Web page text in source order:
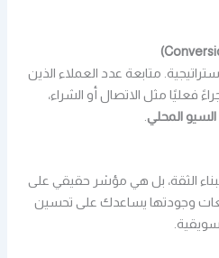
متابعة عدد العملاء الذين
فعليًا مثل الاتصال أو الشراء،
السيو المحلي
الثقة، بل هي مؤشر حقيقي على
وجودتها يساعدك على تحسين